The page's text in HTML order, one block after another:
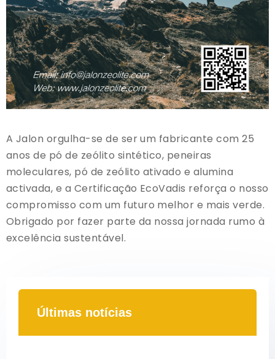
A Jalon orgulha-se de ser um fabricante com 25
anos de pó de zeólito sintético, peneiras
moleculares, pó de zeólito ativado e alumina
activada, e a Certificação EcoVadis reforça o nosso
compromisso com um futuro melhor e mais verde.
Obrigado por fazer parte da nossa jornada rumo à
excelência sustentável.
Últimas notícias